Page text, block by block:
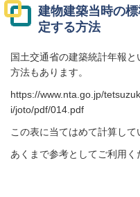
建物建築当時の
定する方法
国土交通省の建築統計年報
方法もあります。
https://www.nta.go.jp/
i/joto/pdf/014.pdf
この表に当てはめて計算して
あくまで参考としてご利用く